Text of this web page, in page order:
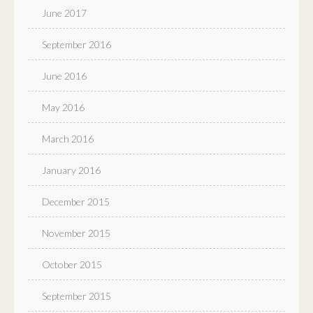
June 2017
September 2016
June 2016
May 2016
March 2016
January 2016
December 2015
November 2015
October 2015
September 2015